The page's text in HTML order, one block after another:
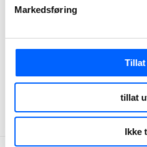
Markedsføring
Tillat
tillat
Ikke
Tor Heimdahl
Manager, Media Relations
Send epost